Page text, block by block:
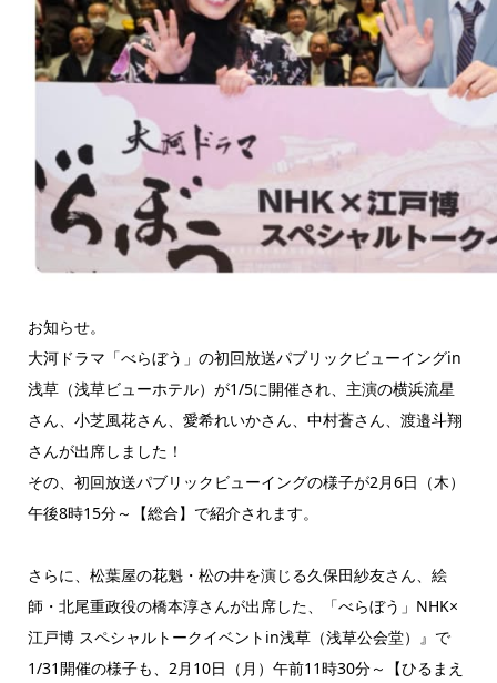
お知らせ。
大河ドラマ「べらぼう」の初回放送パブリックビューイングin
浅草（浅草ビューホテル）が1/5に開催され、主演の横浜流星
さん、小芝風花さん、愛希れいかさん、中村蒼さん、渡邉斗翔
さんが出席しました！
その、初回放送パブリックビューイングの様子が2月6日（木）
午後8時15分～【総合】で紹介されます。
さらに、松葉屋の花魁・松の井を演じる久保田紗友さん、絵
師・北尾重政役の橋本淳さんが出席した、「べらぼう」NHK×
江戸博 スペシャルトークイベントin浅草（浅草公会堂）』で
1/31開催の様子も、2月10日（月）午前11時30分～【ひるまえ